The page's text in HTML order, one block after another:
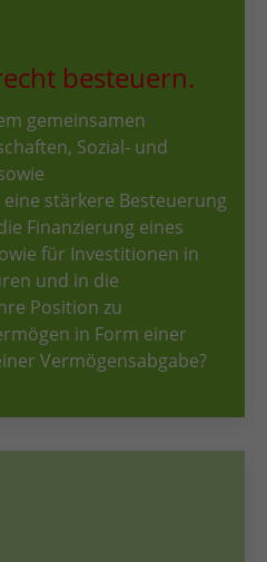
besteuern.
gemeinsamen
Sozial- und
stärkere Besteuerung
Finanzierung eines
für Investitionen in
und in die
Position zu
in Form einer
Vermögensabgabe?